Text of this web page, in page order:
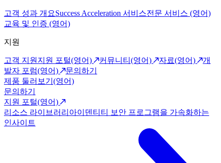
고객 성과 개요Success Acceleration 서비스전문 서비스 (영어)
교육 및 인증 (영어)
지원
고객 지원 지원 포털(영어) 커뮤니티(영어) 자료(영어)
개
발자 포럼(영어)
문의하기
제품 둘러보기(영어)
문의하기
지원 포털(영어)
리소스 라이브러리 아이덴티티 보안 프로그램을 가속화하는
인사이트